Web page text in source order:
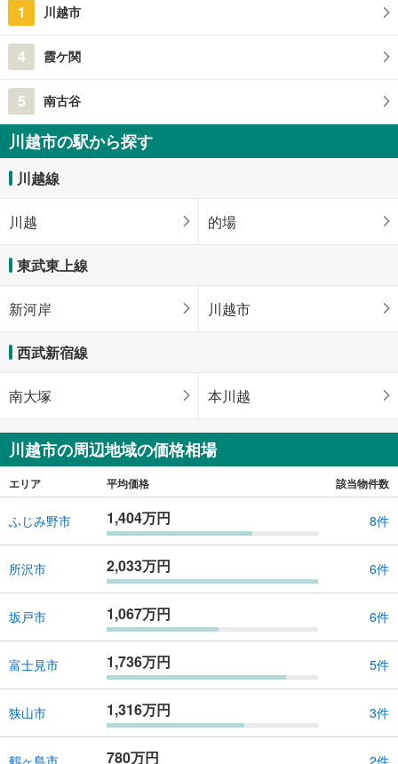
1 川越市
4 霞ケ関
5 南古谷
川越市の駅から探す
川越線
川越 的場
東武東上線
新河岸 川越市
西武新宿線
南大塚 本川越
川越市の周辺地域の価格相場
エリア 平均価格 該当物件数
ふじみ野市 1,404万円 8件
所沢市 2,033万円 6件
坂戸市 1,067万円 6件
富士見市 1,736万円 5件
狭山市 1,316万円 3件
780万円